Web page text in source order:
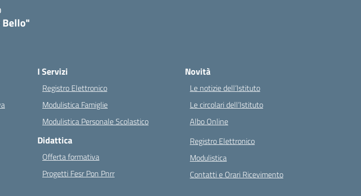
Bello"
I Servizi
Registro Elettronico
Modulistica Famiglie
Modulistica Personale Scolastico
Didattica
Offerta formativa
Progetti Fesr Pon Pnrr
Novità
Le notizie dell’Istituto
Le circolari dell’Istituto
Albo Online
Registro Elettronico
Modulistica
Contatti e Orari Ricevimento